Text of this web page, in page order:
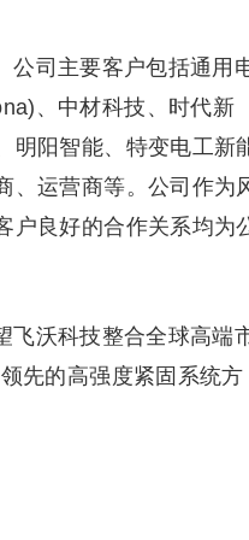
公司主要客户包括通用
、中材科技、时代新
明阳智能、特变电工新
、运营商等。公司作为
户良好的合作关系均为
飞沃科技整合全球高端
先的高强度紧固系统方